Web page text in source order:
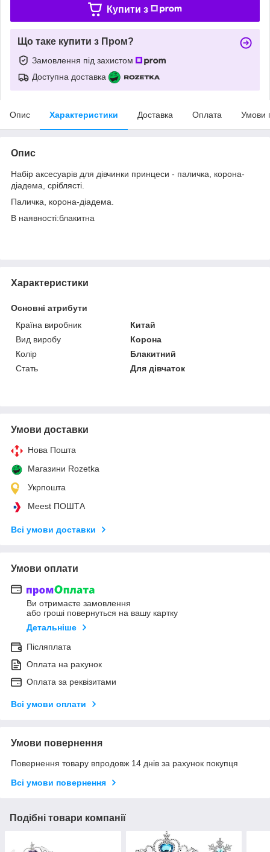
Купити з
Що таке купити з Пром?
Замовлення під захистом
Доступна доставка
Опис Характеристики Доставка Оплата Умови
Опис
Набір аксесуарів для дівчинки принцеси - паличка, корона-
діадема, сріблясті.
Паличка, корона-діадема.
В наявності:блакитна
Характеристики
Основні атрибути
Країна виробник
Китай
Вид виробу
Корона
Колір
Блакитний
Стать
Для дівчаток
Умови доставки
Нова Пошта
Магазини Rozetka
Укрпошта
Meest ПОШТА
Всі умови доставки
Умови оплати
Ви отримаєте замовлення
або гроші повернуться на вашу картку
Детальніше
Післяплата
Оплата на рахунок
Оплата за реквізитами
Всі умови оплати
Умови повернення
Повернення товару впродовж 14 днів за рахунок покупця
Всі умови повернення
Подібні товари компанії